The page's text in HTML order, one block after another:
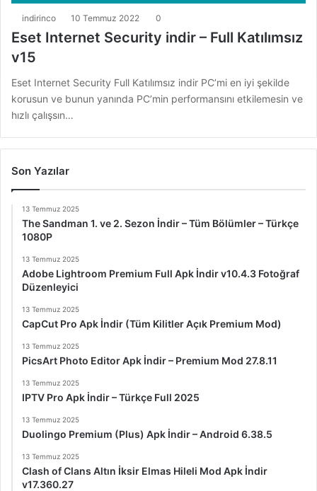
indirinco 10 Temmuz 2022 0
Eset Internet Security indir – Full Katılımsız
v15
Eset Internet Security Full Katılımsız indir PC’mi en iyi şekilde
korusun ve bunun yanında PC’min performansını etkilemesin ve
hızlı çalışsın…
Son Yazılar
13 Temmuz 2025
The Sandman 1. ve 2. Sezon İndir – Tüm Bölümler – Türkçe
1080P
13 Temmuz 2025
Adobe Lightroom Premium Full Apk İndir v10.4.3 Fotoğraf
Düzenleyici
13 Temmuz 2025
CapCut Pro Apk İndir (Tüm Kilitler Açık Premium Mod)
13 Temmuz 2025
PicsArt Photo Editor Apk İndir – Premium Mod 27.8.11
13 Temmuz 2025
IPTV Pro Apk İndir – Türkçe Full 2025
13 Temmuz 2025
Duolingo Premium (Plus) Apk İndir – Android 6.38.5
13 Temmuz 2025
Clash of Clans Altın İksir Elmas Hileli Mod Apk İndir
v17.360.27